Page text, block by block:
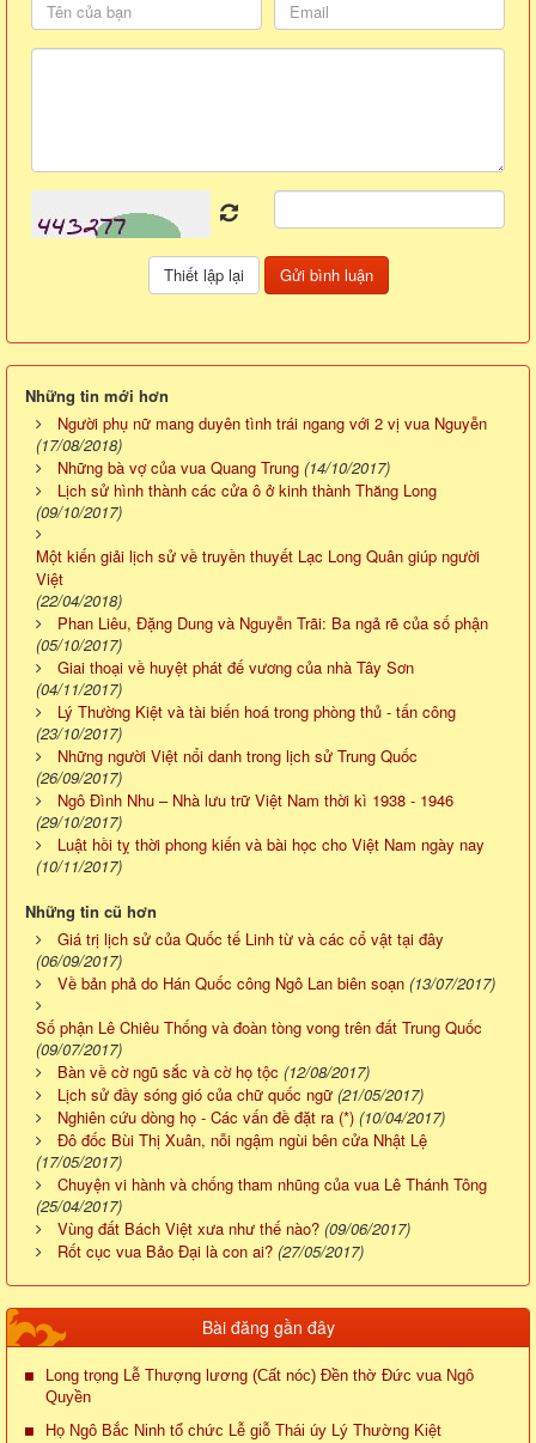
Những tin mới hơn
Người phụ nữ mang duyên tình trái ngang với 2 vị vua Nguyễn
(17/08/2018)
Những bà vợ của vua Quang Trung (14/10/2017)
Lịch sử hình thành các cửa ô ở kinh thành Thăng Long
(09/10/2017)
Một kiến giải lịch sử về truyền thuyết Lạc Long Quân giúp người
Việt
(22/04/2018)
Phan Liêu, Đặng Dung và Nguyễn Trãi: Ba ngả rẽ của số phận
(05/10/2017)
Giai thoại về huyệt phát đế vương của nhà Tây Sơn
(04/11/2017)
Lý Thường Kiệt và tài biến hoá trong phòng thủ - tấn công
(23/10/2017)
Những người Việt nổi danh trong lịch sử Trung Quốc
(26/09/2017)
Ngô Đình Nhu – Nhà lưu trữ Việt Nam thời kì 1938 - 1946
(29/10/2017)
Luật hồi tỵ thời phong kiến và bài học cho Việt Nam ngày nay
(10/11/2017)
Những tin cũ hơn
Giá trị lịch sử của Quốc tế Linh từ và các cổ vật tại đây
(06/09/2017)
Về bản phả do Hán Quốc công Ngô Lan biên soạn (13/07/2017)
Số phận Lê Chiêu Thống và đoàn tòng vong trên đất Trung Quốc
(09/07/2017)
Bàn về cờ ngũ sắc và cờ họ tộc (12/08/2017)
Lịch sử đầy sóng gió của chữ quốc ngữ (21/05/2017)
Nghiên cứu dòng họ - Các vấn đề đặt ra (*) (10/04/2017)
Đô đốc Bùi Thị Xuân, nỗi ngậm ngùi bên cửa Nhật Lệ
(17/05/2017)
Chuyện vi hành và chống tham nhũng của vua Lê Thánh Tông
(25/04/2017)
Vùng đất Bách Việt xưa như thế nào? (09/06/2017)
Rốt cục vua Bảo Đại là con ai? (27/05/2017)
Bài đăng gần đây
Long trọng Lễ Thượng lương (Cất nóc) Đền thờ Đức vua Ngô
Quyền
Họ Ngô Bắc Ninh tổ chức Lễ giỗ Thái úy Lý Thường Kiệt